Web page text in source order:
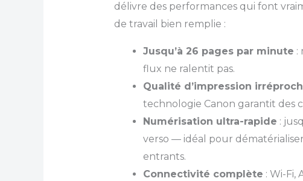
délivre des performances qui font
de travail bien remplie :
Jusqu’à 26 pages par minute :
flux ne ralentit pas.
Qualité d’impression
technologie Canon garantit des
Numérisation ultra-rapide :
verso — idéal pour
entrants.
Connectivité complète : Wi-Fi,